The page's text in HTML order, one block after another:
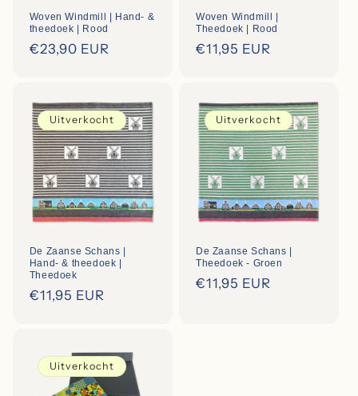
Woven Windmill | Hand- &
theedoek | Rood
Regular
€23,90 EUR
Woven Windmill |
Theedoek | Rood
Regular
€11,95 EUR
Uitverkocht
De Zaanse Schans |
Hand- & theedoek |
Theedoek
Regular
€11,95 EUR
Uitverkocht
De Zaanse Schans |
Theedoek - Groen
Regular
€11,95 EUR
Uitverkocht